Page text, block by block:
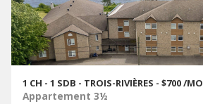
1 CH - 1 SDB - TROIS-RIVIÈRES - $700 /MO
Appartement 3½